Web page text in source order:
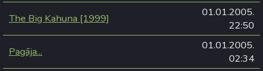
The Big Kahuna [1999]
01.01.2005.
22:50
Pagāja...
01.01.2005.
02:34